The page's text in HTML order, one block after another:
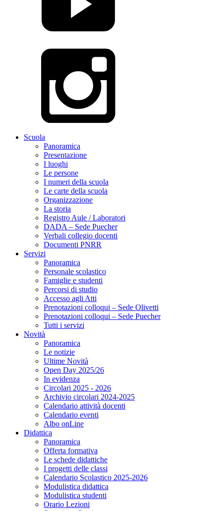
Scuola
Panoramica
Presentazione
I luoghi
Le persone
I numeri della scuola
Le carte della scuola
Organizzazione
La storia
Registro Aule / Laboratori
DADA – Sede Puecher
Verbali collegio docenti
Documenti PNRR
Servizi
Panoramica
Personale scolastico
Famiglie e studenti
Percorsi di studio
Accesso agli Atti
Prenotazioni colloqui – Sede Olivetti
Prenotazioni colloqui – Sede Puecher
Tutti i servizi
Novità
Panoramica
Le notizie
Ultime Novità
Open Day 2025/26
In evidenza
Circolari 2025 - 2026
Archivio circolari 2024-2025
Calendario attività docenti
Calendario eventi
Albo onLine
Didattica
Panoramica
Offerta formativa
Le schede didattiche
I progetti delle classi
Calendario Scolastico 2025-2026
Modulistica didattica
Modulistica studenti
Orario Lezioni